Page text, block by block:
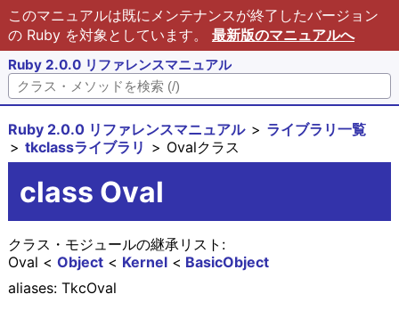
このマニュアルは既にメンテナンスが終了したバージョン
の Ruby を対象としています。 最新版のマニュアルへ
Ruby 2.0.0 リファレンスマニュアル
Ruby 2.0.0 リファレンスマニュアル
ライブラリ一覧
tkclassライブラリ
Ovalクラス
class Oval
クラス・モジュールの継承リスト:
BasicObject
Kernel
Object
Oval
aliases: TkcOval